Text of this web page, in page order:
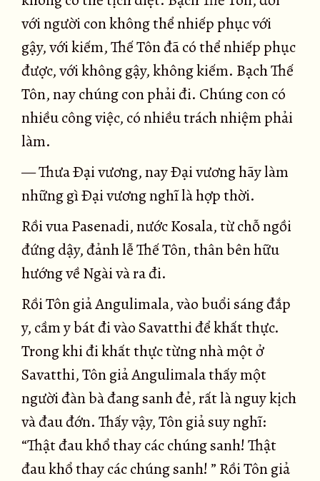
với người con không thể nhiếp phục với
gậy, với kiếm, Thế Tôn đã có thể nhiếp phục
được, với không gậy, không kiếm. Bạch Thế
Tôn, nay chúng con phải đi. Chúng con có
nhiều công việc, có nhiều trách nhiệm phải
làm.
— Thưa Ðại vương, nay Ðại vương hãy làm
những gì Ðại vương nghĩ là hợp thời.
Rồi vua Pasenadi, nước Kosala, từ chỗ ngồi
đứng dậy, đảnh lễ Thế Tôn, thân bên hữu
hướng về Ngài và ra đi.
Rồi Tôn giả Angulimala, vào buổi sáng đắp
y, cầm y bát đi vào Savatthi để khất thực.
Trong khi đi khất thực từng nhà một ở
Savatthi, Tôn giả Angulimala thấy một
người đàn bà đang sanh đẻ, rất là nguy kịch
và đau đớn. Thấy vậy, Tôn giả suy nghĩ:
“Thật đau khổ thay các chúng sanh! Thật
đau khổ thay các chúng sanh! ” Rồi Tôn giả